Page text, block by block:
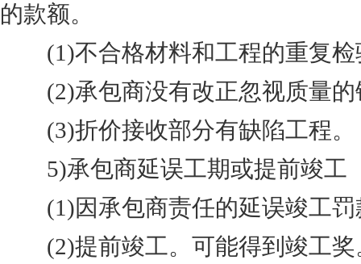
的款额。
(1)不合格材料和工程的重复检
(2)承包商没有改正忽视质量的
(3)折价接收部分有缺陷工程。
5)承包商延误工期或提前竣工
(1)因承包商责任的延误竣工罚
(2)提前竣工。可能得到竣工奖